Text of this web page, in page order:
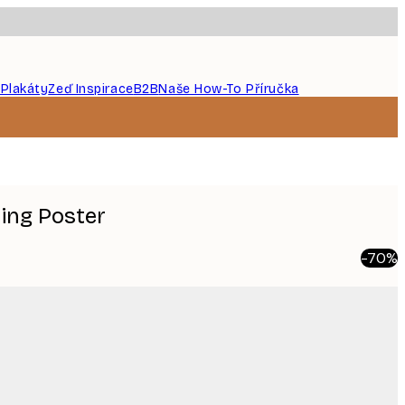
Zeď InspiraceB2BNaše How-To Příručka
Poster
-70%